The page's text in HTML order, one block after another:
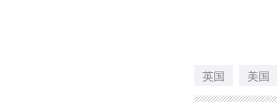
英国 美国